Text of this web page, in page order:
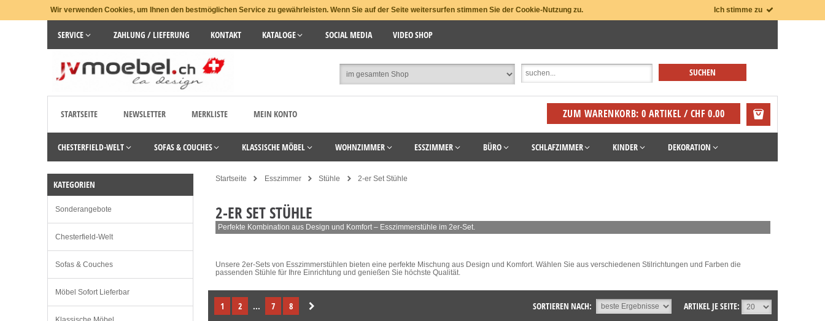
Wir verwenden Cookies, um Ihnen den bestmöglichen Service zu gewährleisten. Wenn Sie auf der Seite weitersurfen stimmen Sie der Cookie-Nutzung zu. Ich stimme zu
SERVICE ZAHLUNG / LIEFERUNG KONTAKT KATALOGE SOCIAL MEDIA VIDEO SHOP
STARTSEITE NEWSLETTER MERKLISTE MEIN KONTO ZUM WARENKORB: 0 ARTIKEL / CHF 0.00
CHESTERFIELD-WELT SOFAS & COUCHES KLASSISCHE MÖBEL WOHNZIMMER ESSZIMMER BÜRO SCHLAFZIMMER KINDER DEKORATION
Startseite Esszimmer Stühle 2-er Set Stühle
2-ER SET STÜHLE
Perfekte Kombination aus Design und Komfort – Esszimmerstühle im 2er-Set.
Unsere 2er-Sets von Esszimmerstühlen bieten eine perfekte Mischung aus Design und Komfort. Wählen Sie aus verschiedenen Stilrichtungen und Farben die
passenden Stühle für Ihre Einrichtung und genießen Sie höchste Qualität.
1 2 ... 7 8 ARTIKEL JE SEITE:
SORTIEREN NACH:
KATEGORIEN
Sonderangebote
Chesterfield-Welt
Sofas & Couches
Möbel Sofort Lieferbar